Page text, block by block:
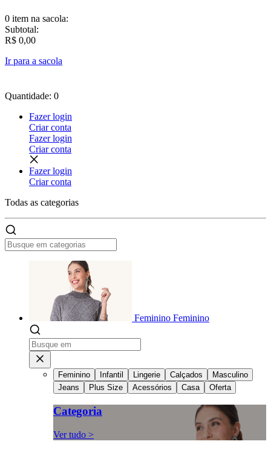
0 item na sacola:
Subtotal:
R$ 0,00
Ir para a sacola
Quantidade: 0
Fazer login
Criar conta
Fazer login
Criar conta
Fazer login
Criar conta
Todas as categorias
Feminino Feminino
Feminino Infantil Lingerie Calçados
Masculino
Jeans
Plus Size Acessórios Casa Oferta
Categoria
Ver tudo >